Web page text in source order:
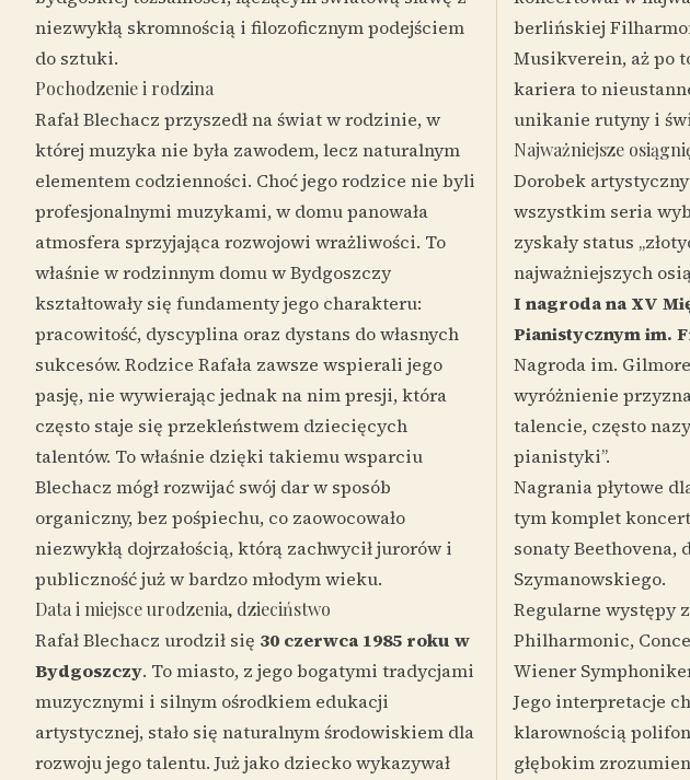
niezwykłą skromnością i filozoficznym podejściem
do sztuki.
Pochodzenie i rodzina
Rafał Blechacz przyszedł na świat w rodzinie, w
której muzyka nie była zawodem, lecz naturalnym
elementem codzienności. Choć jego rodzice nie byli
profesjonalnymi muzykami, w domu panowała
atmosfera sprzyjająca rozwojowi wrażliwości. To
właśnie w rodzinnym domu w Bydgoszczy
kształtowały się fundamenty jego charakteru:
pracowitość, dyscyplina oraz dystans do własnych
sukcesów. Rodzice Rafała zawsze wspierali jego
pasję, nie wywierając jednak na nim presji, która
często staje się przekleństwem dziecięcych
talentów. To właśnie dzięki takiemu wsparciu
Blechacz mógł rozwijać swój dar w sposób
organiczny, bez pośpiechu, co zaowocowało
niezwykłą dojrzałością, którą zachwycił jurorów i
publiczność już w bardzo młodym wieku.
Data i miejsce urodzenia, dzieciństwo
Rafał Blechacz urodził się 30 czerwca 1985 roku w
Bydgoszczy. To miasto, z jego bogatymi tradycjami
muzycznymi i silnym ośrodkiem edukacji
artystycznej, stało się naturalnym środowiskiem dla
rozwoju jego talentu. Już jako dziecko wykazywał
berlińskiej
Musikverein, aż po
kariera to
unikanie rutyny i
Najważniejsze
Dorobek
wszystkim seria
zyskały status
najważniejszych
I nagroda na XV
Pianistycznym im.
Nagroda im.
wyróżnienie
talencie, często
pianistyki”.
Nagrania płytowe
tym komplet
sonaty Beethovena,
Szymanowskiego.
Regularne występy
Philharmonic,
Wiener
Jego interpretacje
klarownością
głębokim